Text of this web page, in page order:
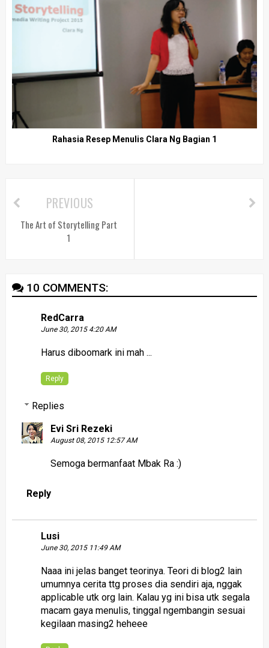
Rahasia Resep Menulis Clara Ng Bagian 1
PREVIOUS
The Art of Storytelling Part
1
10 COMMENTS:
RedCarra
June 30, 2015 4:20 AM
Harus diboomark ini mah ...
Reply
Replies
Evi Sri Rezeki
August 08, 2015 12:57 AM
Semoga bermanfaat Mbak Ra :)
Reply
Lusi
June 30, 2015 11:49 AM
Naaa ini jelas banget teorinya. Teori di blog2 lain
umumnya cerita ttg proses dia sendiri aja, nggak
applicable utk org lain. Kalau yg ini bisa utk segala
macam gaya menulis, tinggal ngembangin sesuai
kegilaan masing2 heheee